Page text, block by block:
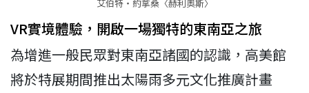
艾伯特‧約拿桑〈赫利奧斯〉
VR實境體驗，開啟一場獨特的東南亞之旅
為增進一般民眾對東南亞諸國的認識，高美館
將於特展期間推出太陽雨多元文化推廣計畫